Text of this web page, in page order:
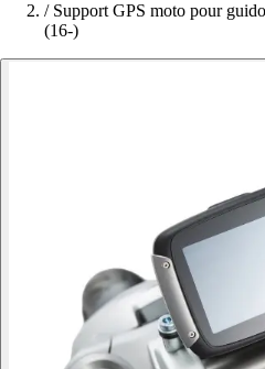
/ Support GPS moto pour
(16-)